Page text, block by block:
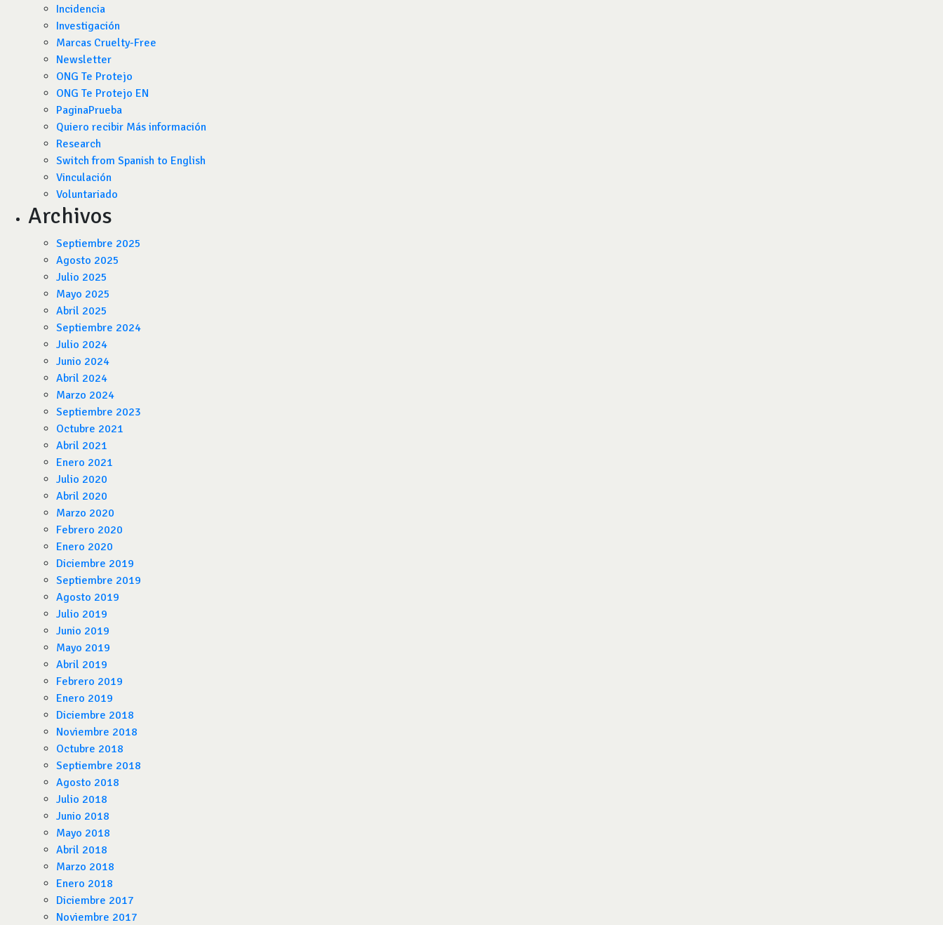
Incidencia
Investigación
Marcas Cruelty-Free
Newsletter
ONG Te Protejo
ONG Te Protejo EN
PaginaPrueba
Quiero recibir Más información
Research
Switch from Spanish to English
Vinculación
Voluntariado
Archivos
Septiembre 2025
Agosto 2025
Julio 2025
Mayo 2025
Abril 2025
Septiembre 2024
Julio 2024
Junio 2024
Abril 2024
Marzo 2024
Septiembre 2023
Octubre 2021
Abril 2021
Enero 2021
Julio 2020
Abril 2020
Marzo 2020
Febrero 2020
Enero 2020
Diciembre 2019
Septiembre 2019
Agosto 2019
Julio 2019
Junio 2019
Mayo 2019
Abril 2019
Febrero 2019
Enero 2019
Diciembre 2018
Noviembre 2018
Octubre 2018
Septiembre 2018
Agosto 2018
Julio 2018
Junio 2018
Mayo 2018
Abril 2018
Marzo 2018
Enero 2018
Diciembre 2017
Noviembre 2017